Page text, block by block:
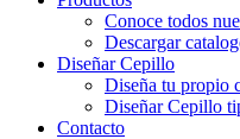
Conoce todos
Descargar
Diseñar Cepillo
Diseña tu propio
Diseñar Cepillo
Contacto